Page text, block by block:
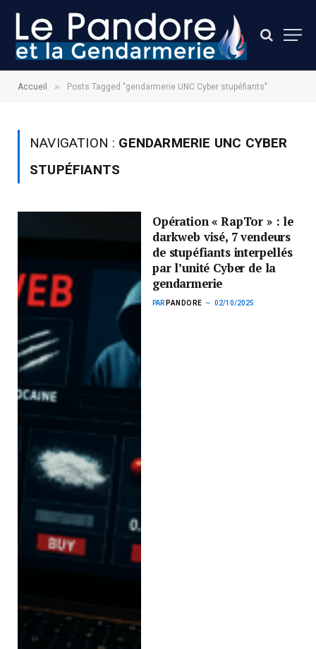
Accueil » Posts Tagged "gendarmerie UNC Cyber stupéfiants"
NAVIGATION : GENDARMERIE UNC CYBER
STUPÉFIANTS
Opération « RapTor » : le
darkweb visé, 7 vendeurs
de stupéfiants interpellés
par l’unité Cyber de la
gendarmerie
PAR PANDORE 02/10/2025